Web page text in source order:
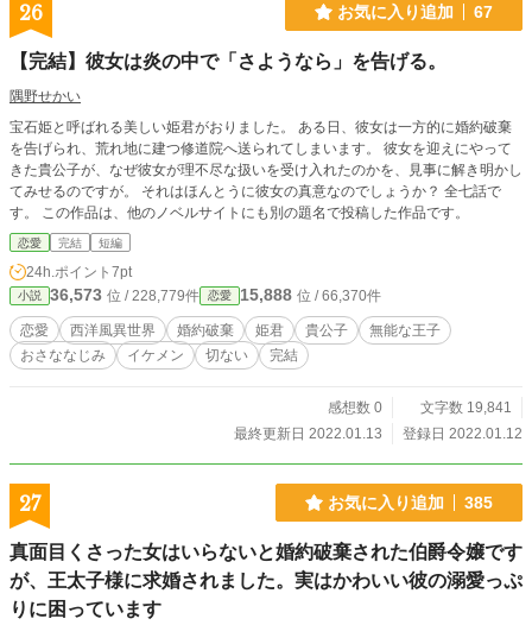
26 お気に入り追加 67
【完結】彼女は炎の中で「さようなら」を告げる。
隅野せかい
宝石姫と呼ばれる美しい姫君がおりました。 ある日、彼女は一方的に婚約破棄
を告げられ、荒れ地に建つ修道院へ送られてしまいます。 彼女を迎えにやって
きた貴公子が、なぜ彼女が理不尽な扱いを受け入れたのかを、見事に解き明かし
てみせるのですが。 それはほんとうに彼女の真意なのでしょうか？ 全七話で
す。 この作品は、他のノベルサイトにも別の題名で投稿した作品です。
恋愛 完結 短編
24h.ポイント 7pt
小説 36,573 位 / 228,779件 恋愛 15,888 位 / 66,370件
恋愛 西洋風異世界 婚約破棄 姫君 貴公子
無能な王子
おさななじみ
イケメン 切ない 完結
感想数 0
文字数 19,841
最終更新日 2022.01.13
登録日 2022.01.12
27 お気に入り追加 385
真面目くさった女はいらないと婚約破棄された伯爵令嬢です
が、王太子様に求婚されました。実はかわいい彼の溺愛っぷ
りに困っています